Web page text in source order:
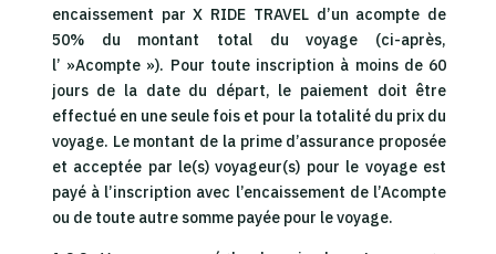
encaissement par X RIDE TRAVEL d’un acompte de
50% du montant total du voyage (ci-après,
l’ »Acompte »). Pour toute inscription à moins de 60
jours de la date du départ, le paiement doit être
effectué en une seule fois et pour la totalité du prix du
voyage. Le montant de la prime d’assurance proposée
et acceptée par le(s) voyageur(s) pour le voyage est
payé à l’inscription avec l’encaissement de l’Acompte
ou de toute autre somme payée pour le voyage.